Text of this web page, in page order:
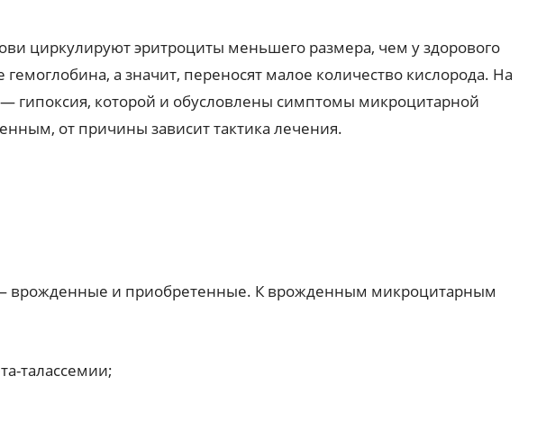
циркулируют эритроциты меньшего размера, чем у здорового
а значит, переносят малое количество кислорода. На
гипоксия, которой и обусловлены симптомы микроцитарной
от причины зависит тактика лечения.
врожденные и приобретенные. К врожденным микроцитарным
талассемии;